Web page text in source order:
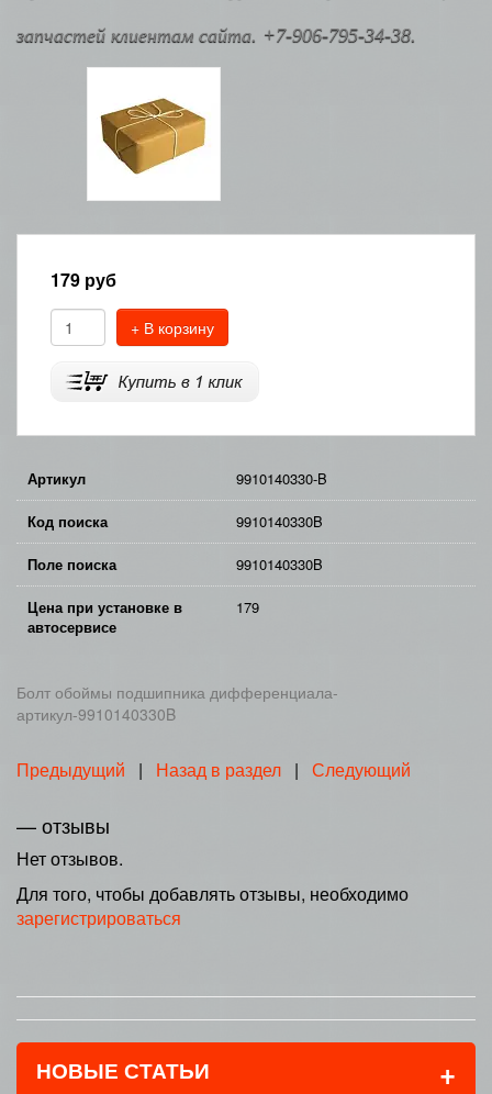
запчастей клиентам сайта. +7-906-795-34-38.
179 руб
+ В корзину
Артикул 9910140330-B
Код поиска 9910140330B
Поле поиска 9910140330B
Цена при установке в
автосервисе
179
Болт обоймы подшипника дифференциала-
артикул-9910140330B
Предыдущий | Назад в раздел | Следующий
— отзывы
Нет отзывов.
Для того, чтобы добавлять отзывы, необходимо
зарегистрироваться
НОВЫЕ СТАТЬИ +